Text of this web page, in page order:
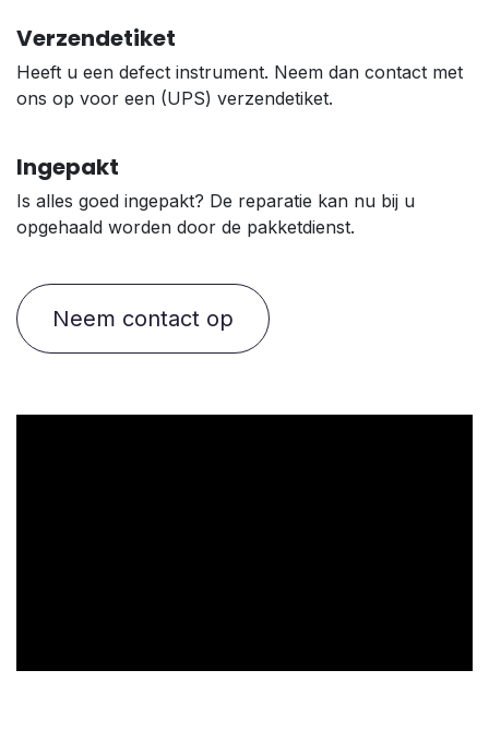
Verzendetiket
Heeft u een defect instrument. Neem dan contact met
ons op voor een (UPS) verzendetiket.
Ingepakt
Is alles goed ingepakt? De reparatie kan nu bij u
opgehaald worden door de pakketdienst.
Neem contact op